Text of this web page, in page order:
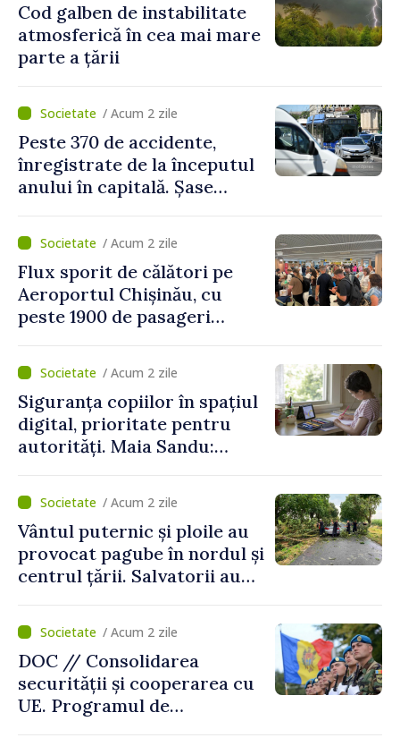
Cod galben de instabilitate
atmosferică în cea mai mare
parte a țării
/ Acum 2 zile
Peste 370 de accidente,
înregistrate de la începutul
anului în capitală. Șase
/ Acum 2 zile
Flux sporit de călători pe
Aeroportul Chișinău, cu
peste 1900 de pasageri
de vârf a concediilor
/ Acum 2 zile
Siguranța copiilor în spațiul
digital, prioritate pentru
autorități. Maia Sandu:
mecanisme care să-i
protejeze”/ Acum 2 zile
Vântul puternic și ploile au
provocat pagube în nordul și
centrul țării. Salvatorii au
/ Acum 2 zile
DOC // Consolidarea
securității și cooperarea cu
UE. Programul de